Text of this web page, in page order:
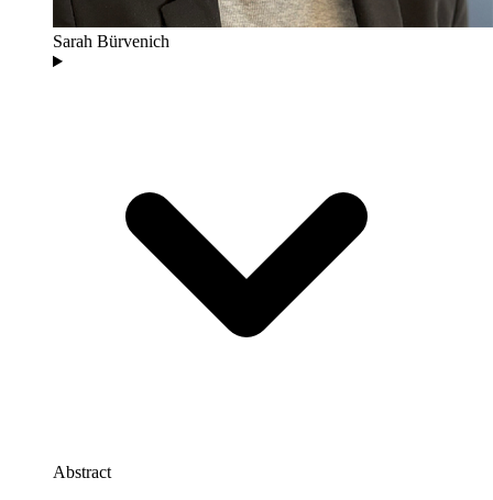
Sarah Bürvenich
Abstract